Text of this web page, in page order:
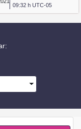
09:32 h UTC-05